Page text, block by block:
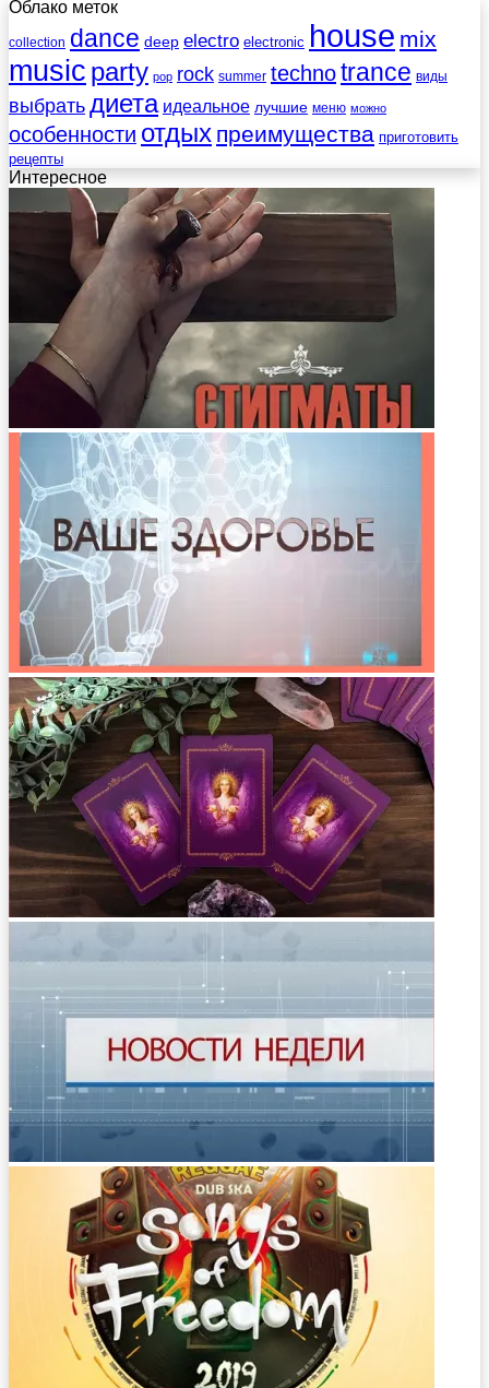
Облако меток
collection dance deep electro electronic house mix
music party pop rock summer technotrance виды
выбратьдиета идеальное лучшие меню можно
особенности отдых преимущества приготовить
рецепты
Интересное